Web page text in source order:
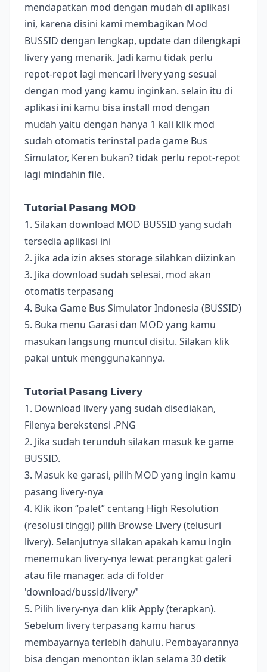
mendapatkan mod dengan mudah di aplikasi
ini, karena disini kami membagikan Mod
BUSSID dengan lengkap, update dan dilengkapi
livery yang menarik. Jadi kamu tidak perlu
repot-repot lagi mencari livery yang sesuai
dengan mod yang kamu inginkan. selain itu di
aplikasi ini kamu bisa install mod dengan
mudah yaitu dengan hanya 1 kali klik mod
sudah otomatis terinstal pada game Bus
Simulator, Keren bukan? tidak perlu repot-repot
lagi mindahin file.
𝗧𝘂𝘁𝗼𝗿𝗶𝗮𝗹 𝗣𝗮𝘀𝗮𝗻𝗴 𝗠𝗢𝗗
1. Silakan download MOD BUSSID yang sudah
tersedia aplikasi ini
2. jika ada izin akses storage silahkan diizinkan
3. Jika download sudah selesai, mod akan
otomatis terpasang
4. Buka Game Bus Simulator Indonesia (BUSSID)
5. Buka menu Garasi dan MOD yang kamu
masukan langsung muncul disitu. Silakan klik
pakai untuk menggunakannya.
𝗧𝘂𝘁𝗼𝗿𝗶𝗮𝗹 𝗣𝗮𝘀𝗮𝗻𝗴 𝗟𝗶𝘃𝗲𝗿𝘆
1. Download livery yang sudah disediakan,
Filenya berekstensi .PNG
2. Jika sudah terunduh silakan masuk ke game
BUSSID.
3. Masuk ke garasi, pilih MOD yang ingin kamu
pasang livery-nya
4. Klik ikon “palet” centang High Resolution
(resolusi tinggi) pilih Browse Livery (telusuri
livery). Selanjutnya silakan apakah kamu ingin
menemukan livery-nya lewat perangkat galeri
atau file manager. ada di folder
'download/bussid/livery/'
5. Pilih livery-nya dan klik Apply (terapkan).
Sebelum livery terpasang kamu harus
membayarnya terlebih dahulu. Pembayarannya
bisa dengan menonton iklan selama 30 detik